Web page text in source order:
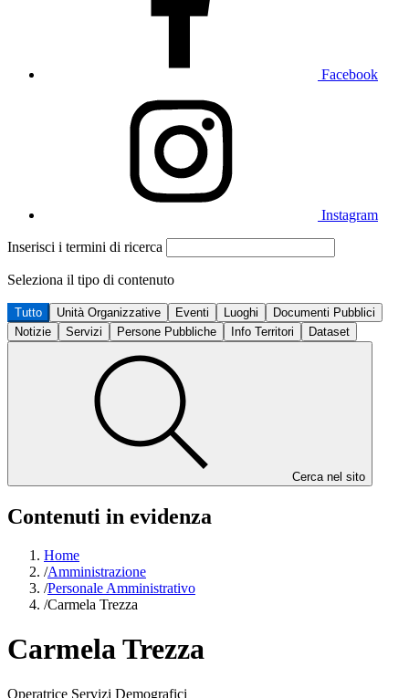
Facebook
Instagram
Inserisci i termini di ricerca
Seleziona il tipo di contenuto
Tutto Unità Organizzative Eventi Luoghi
Documenti Pubblici
Notizie
Servizi Persone Pubbliche Info Territori Dataset
Cerca nel sito
Contenuti in evidenza
Home
/Amministrazione
/Personale Amministrativo
/Carmela Trezza
Carmela Trezza
Operatrice Servizi Demografici